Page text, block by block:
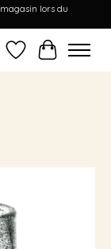
lors du
Liste dePanier